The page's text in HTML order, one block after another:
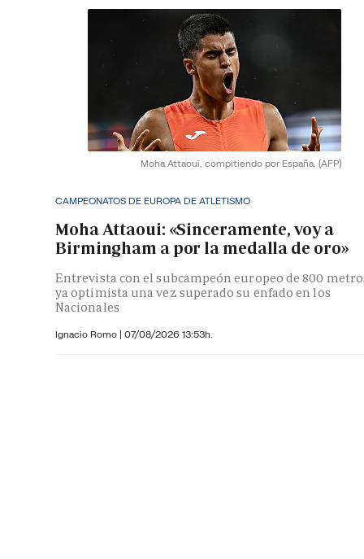
Moha Attaoui, compitiendo por España. (AFP)
CAMPEONATOS DE EUROPA DE ATLETISMO
Moha Attaoui: «Sinceramente, voy a
Birmingham a por la medalla de oro»
Entrevista con el subcampeón europeo de 800
ya optimista una vez superado su enfado en los
Nacionales
Ignacio Romo | 07/08/2026 13:53h.